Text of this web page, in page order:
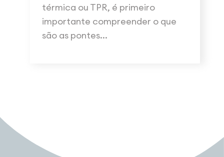
térmica ou TPR, é primeiro
importante compreender o que
são as pontes...